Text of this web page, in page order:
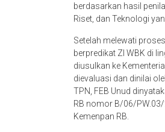
berdasarkan hasil
Riset, dan Teknologi
Setelah melewati
berpredikat ZI WBK di
diusulkan ke
dievaluasi dan dinilai
TPN, FEB Unud
RB nomor B/06/
Kemenpan RB.